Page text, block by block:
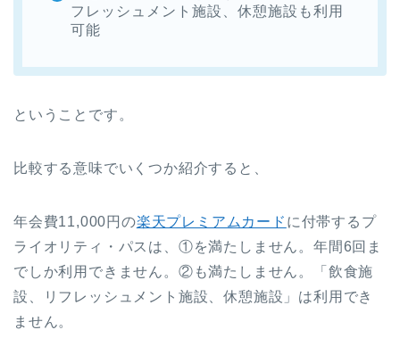
フレッシュメント施設、休憩施設も利用
可能
ということです。
比較する意味でいくつか紹介すると、
年会費11,000円の楽天プレミアムカード に付帯するプ
ライオリティ・パスは、①を満たしません。年間6回ま
でしか利用できません。②も満たしません。「飲食施
設、リフレッシュメント施設、休憩施設」は利用でき
ません。